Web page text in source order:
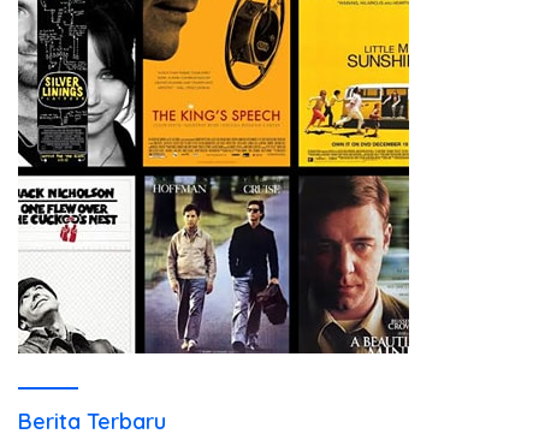
Berita Terbaru